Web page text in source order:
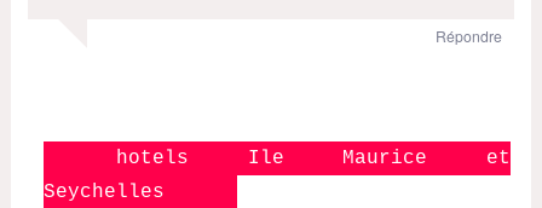
Répondre
hotels Ile Maurice et
Seychelles